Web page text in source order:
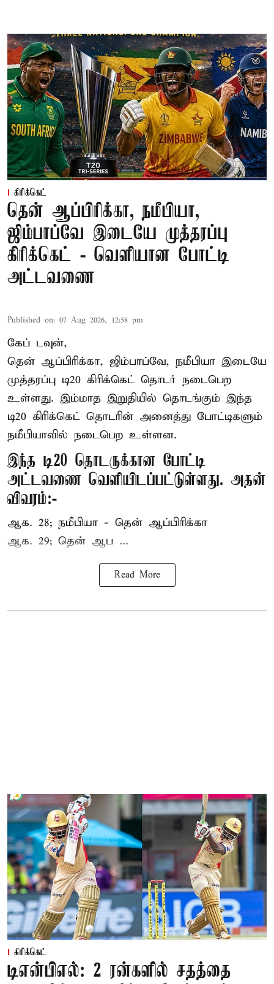
கிரிக்கெட்
தென் ஆப்பிரிக்கா, நமீபியா,
ஜிம்பாப்வே இடையே முத்தரப்பு
கிரிக்கெட் - வெளியான போட்டி
அட்டவணை
Published on: 07 Aug 2026, 12:58 pm
கேப் டவுன்,
தென் ஆப்பிரிக்கா, ஜிம்பாப்வே, நமீபியா இடையே
முத்தரப்பு டி20 கிரிக்கெட் தொடர் நடைபெற
உள்ளது. இம்மாத இறுதியில் தொடங்கும் இந்த
டி20 கிரிக்கெட் தொடரின் அனைத்து போட்டிகளும்
நமீபியாவில் நடைபெற உள்ளன.
இந்த டி20 தொடருக்கான போட்டி
அட்டவணை வெளியிடப்பட்டுள்ளது. அதன்
விவரம்:-
ஆக. 28; நமீபியா - தென் ஆப்பிரிக்கா
ஆக. 29; தென் ஆப ...
Read More
கிரிக்கெட்
டிஎன்பிஎல்: 2 ரன்களில் சதத்தை